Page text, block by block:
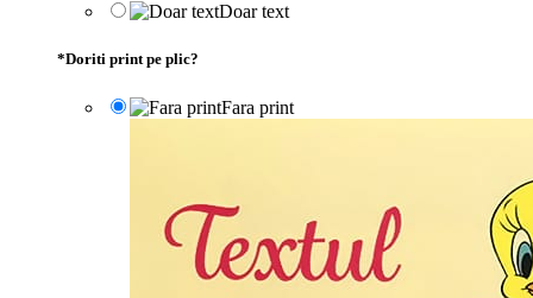
Doar text
*Doriti print pe plic?
Fara print